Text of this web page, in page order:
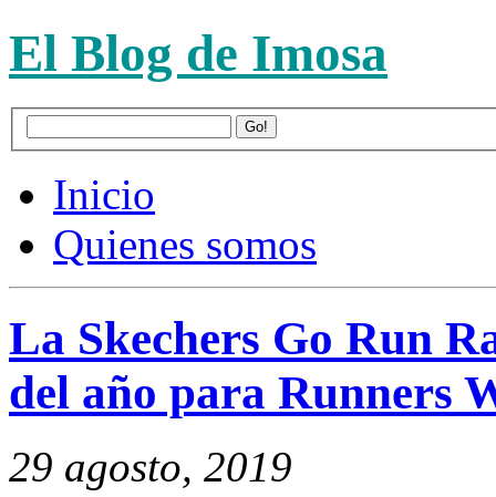
El Blog de Imosa
Inicio
Quienes somos
La Skechers Go Run
del año para Runners
29 agosto, 2019